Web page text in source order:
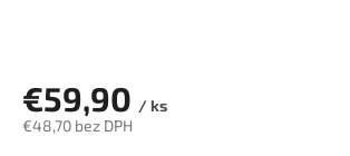
€59,90 / ks
€48,70 bez DPH